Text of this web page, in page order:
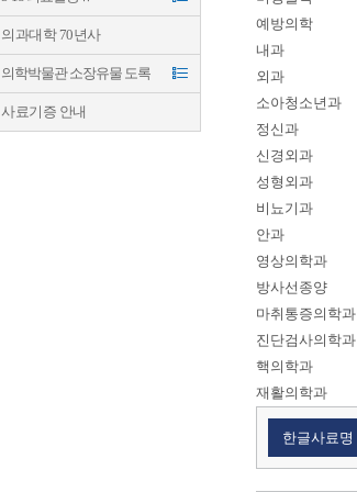
의과대학 70년사
의학박물관 소장유물 도록
사료기증 안내
예방의학
내과
외과
소아청소년과
정신과
신경외과
성형외과
비뇨기과
안과
영상의학과
방사선종양
마취통증의학과
진단검사의학과
핵의학과
재활의학과
한글사료명